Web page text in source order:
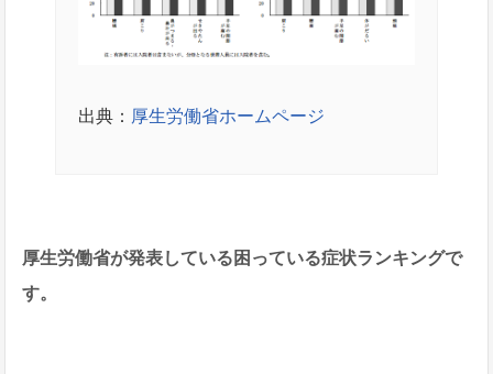
出典： 厚生労働省ホームページ
厚生労働省が発表している困っている症状ランキングで
す。